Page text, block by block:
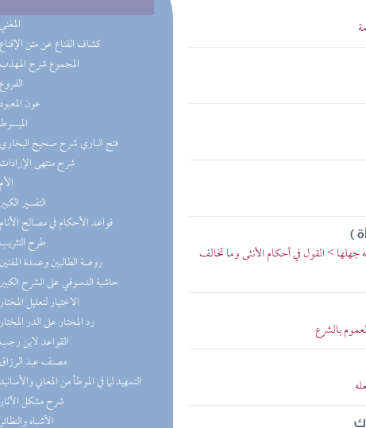
(6)
(6) كشاف القناع عن متن
(6) المجموع شرح
(4)
(4) عون
(3)
(3) فتح الباري شرح صحيح
(3) شرح منتهى
(3)
(2) التفسير
(2) قواعد الأحكام في مصالح
(2) طرح
(2) روضة الطالبين وعمدة
(1) حاشية الدسوقي على الشرح
(1) الاختيار لتعليل
(1) رد المحتار على الدر
(1) القواعد لابن
(1) مصنف عبد
(1) التمهيد لما في الموطأ من المعاني
(1) شرح مشكل
(1) الأشباه
)
جهلها > القول في أحكام الأنثى وما تخالف
بالشرع